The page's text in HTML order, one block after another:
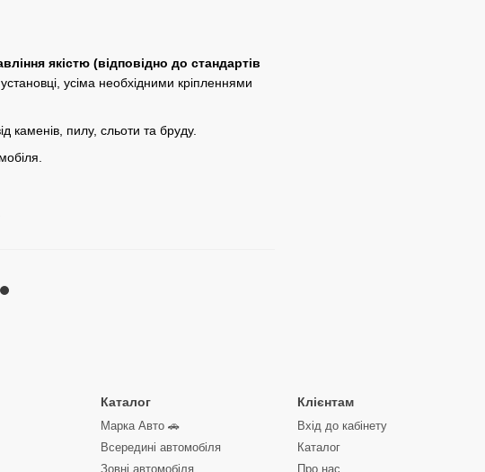
якістю (відповідно до стандартів
усіма необхідними кріпленнями
каменів, пилу, сльоти та бруду.
Каталог
Марка Авто 🚗
Всередині автомобіля
Зовні автомобіля
Клієнтам
Вхід до кабінету
Каталог
Про нас